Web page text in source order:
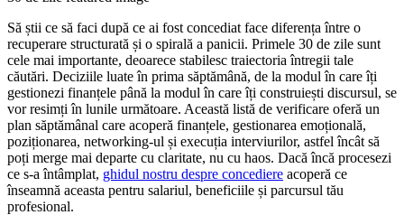
Să știi ce să faci după ce ai fost concediat face diferența între o
recuperare structurată și o spirală a panicii. Primele 30 de zile sunt
cele mai importante, deoarece stabilesc traiectoria întregii tale
căutări. Deciziile luate în prima săptămână, de la modul în care îți
gestionezi finanțele până la modul în care îți construiești discursul, se
vor resimți în lunile următoare. Această listă de verificare oferă un
plan săptămânal care acoperă finanțele, gestionarea emoțională,
poziționarea, networking-ul și execuția interviurilor, astfel încât să
poți merge mai departe cu claritate, nu cu haos. Dacă încă procesezi
ce s-a întâmplat, ghidul nostru despre concediere acoperă ce
înseamnă aceasta pentru salariul, beneficiile și parcursul tău
profesional.